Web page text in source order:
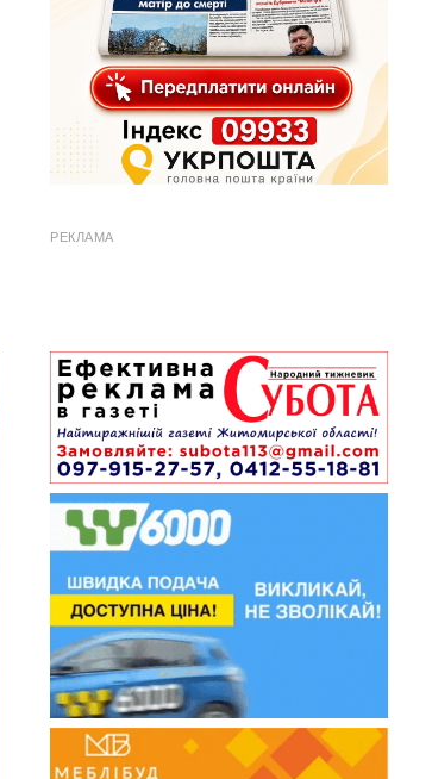
РЕКЛАМА